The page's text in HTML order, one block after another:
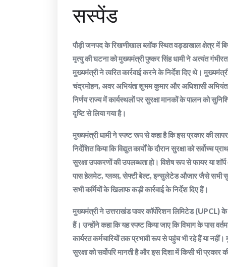
सस्पेंड
पौड़ी जनपद के रिखणीखाल ब्लॉक स्थित वड्डाखाल क्षेत्र में
मृत्यु की घटना को मुख्यमंत्री पुष्कर सिंह धामी ने अत्यंत
मुख्यमंत्री ने त्वरित कार्रवाई करने के निर्देश दिए थे।
चंद्रमोहन, अवर अभियंता शुभम कुमार और अधिशासी
निर्णय राज्य में कार्यस्थलों पर सुरक्षा मानकों के पालन को
दृष्टि से लिया गया है।
मुख्यमंत्री धामी ने स्पष्ट रूप से कहा है कि इस प्रकार की
निर्देशित किया कि विद्युत कार्यों के दौरान सुरक्षा को
सुरक्षा उपकरणों की उपलब्धता हो। विशेष रूप से फायर या
पास हेलमेट, ग्लव्स, सेफ्टी बेल्ट, इन्सुलेटेड औजार जैसे सभी
सभी कर्मियों के खिलाफ कड़ी कार्रवाई के निर्देश दिए हैं।
मुख्यमंत्री ने उत्तराखंड पावर कॉर्पोरेशन लिमिटेड (UPCL)
हैं। उन्होंने कहा कि यह स्पष्ट किया जाए कि विभाग के पास
कार्यरत कर्मचारियों तक प्रभावी रूप से पहुंच भी रहे हैं या
सुरक्षा को सर्वोपरि मानती है और इस दिशा में किसी भी प्रकार